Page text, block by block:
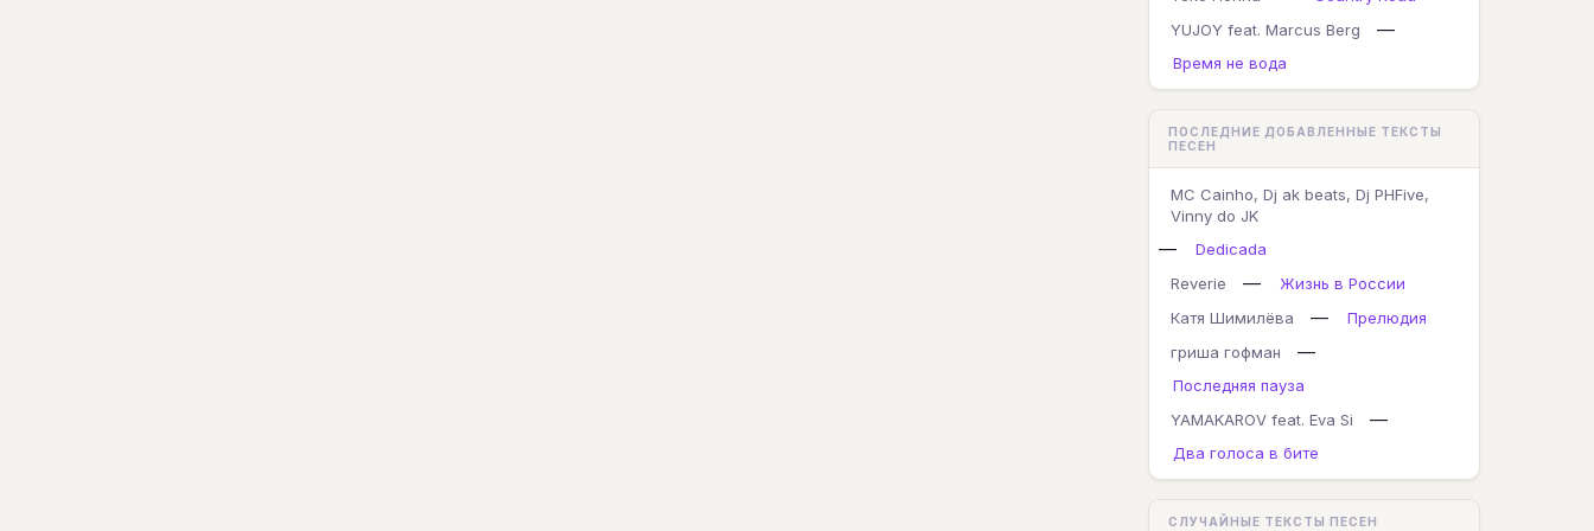
YUJOY feat. Marcus Berg
—
Время не вода
ПОСЛЕДНИЕ ДОБАВЛЕННЫЕ ТЕКСТЫ
ПЕСЕН
MC Cainho, Dj ak beats, Dj PHFive,
Vinny do JK
—
Dedicada
Reverie
—
Жизнь в России
Катя Шимилёва
—
Прелюдия
гриша гофман
—
Последняя пауза
YAMAKAROV feat. Eva Si
—
Два голоса в бите
СЛУЧАЙНЫЕ ТЕКСТЫ ПЕСЕН